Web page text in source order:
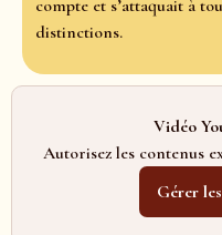
compte et s’attaquait à
distinctions.
Vidéo
Autorisez les contenus
Gérer